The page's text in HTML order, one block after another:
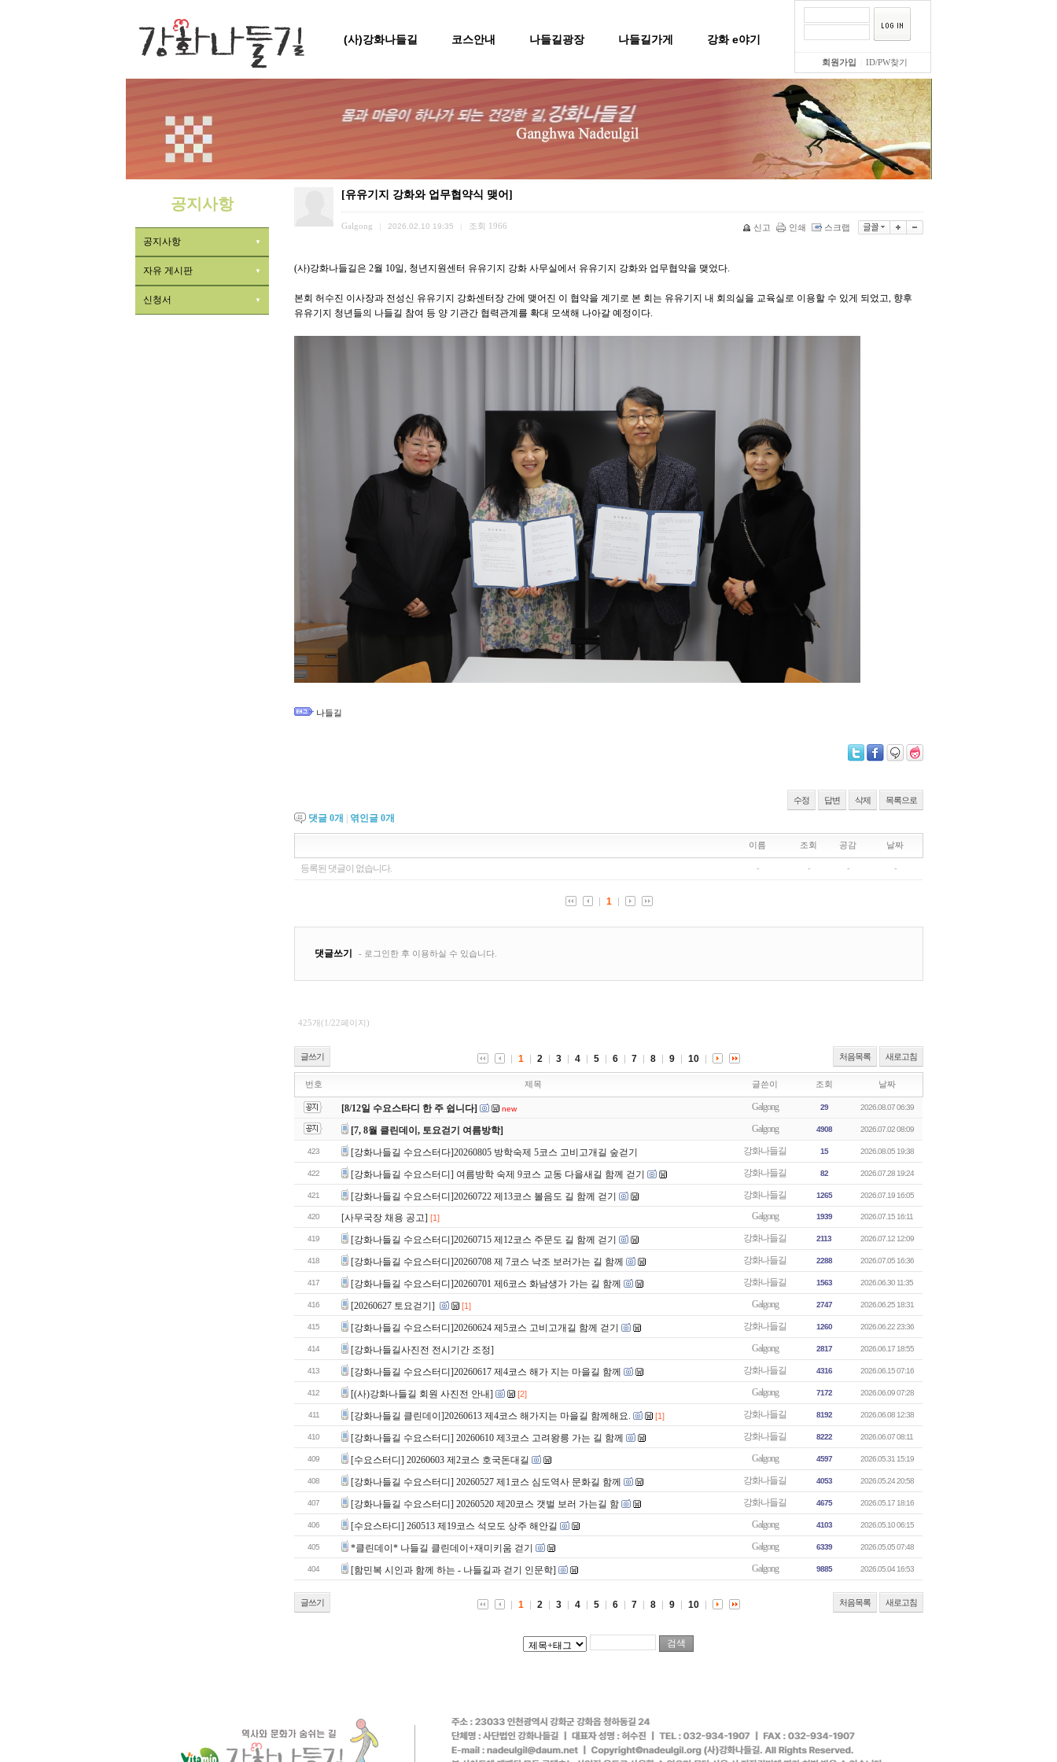
(사)강화나들길 코스안내 나들길광장 나들길가게 강화 e야기
회원가입 ID/PW찾기
공지사항
공지사항
자유 게시판
신청서
[유유기지 강화와 업무협약식 맺어]
Galgong 2026.02.10 19:35 조회 1966 신고 인쇄 스크랩
(사)강화나들길은 2월 10일, 청년지원센터 유유기지 강화 사무실에서 유유기지 강화와 업무협약을 맺었다.
본회 허수진 이사장과 전성신 유유기지 강화센터장 간에 맺어진 이 협약을 계기로 본 회는 유유기지 내 회의실을 교육실로 이용할 수 있게 되었고, 향후
유유기지 청년들의 나들길 참여 등 양 기관간 협력관계를 확대 모색해 나아갈 예정이다.
나들길
수정 답변 삭제 목록으로
댓글 0개 엮인글 0개
425개(1/22페이지)
글쓰기 처음목록 새로고침
1 2 3 4 5 6 7 8 9 10
번호 제목 글쓴이 조회 날짜
[8/12일 수요스타디 한 주 쉽니다] new Galgong 29 2026.08.07 06:39
[7, 8월 클린데이, 토요걷기 여름방학] Galgong 4908 2026.07.02 08:09
423 [강화나들길 수요스터다]20260805 방학숙제 5코스 고비고개길 숲걷기 강화나들길 15 2026.08.05 19:38
422 [강화나들길 수요스터디] 여름방학 숙제 9코스 교동 다을새길 함께 걷기 강화나들길 82 2026.07.28 19:24
421 [강화나들길 수요스터디]20260722 제13코스 볼음도 길 함께 걷기 강화나들길 1265 2026.07.19 16:05
420 [사무국장 채용 공고] [1] Galgong 1939 2026.07.15 16:11
419 [강화나들길 수요스터디]20260715 제12코스 주문도 길 함께 걷기 강화나들길 2113 2026.07.12 12:09
418 [강화나들길 수요스터디]20260708 제 7코스 낙조 보러가는 길 함께 강화나들길 2288 2026.07.05 16:36
417 [강화나들길 수요스터디]20260701 제6코스 화남생가 가는 길 함께 강화나들길 1563 2026.06.30 11:35
416 [20260627 토요걷기] [1] Galgong 2747 2026.06.25 18:31
415 [강화나들길 수요스터디]20260624 제5코스 고비고개길 함께 걷기 강화나들길 1260 2026.06.22 23:36
414 [강화나들길사진전 전시기간 조정] Galgong 2817 2026.06.17 18:55
413 [강화나들길 수요스터디]20260617 제4코스 해가 지는 마을길 함께 강화나들길 4316 2026.06.15 07:16
412 [(사)강화나들길 회원 사진전 안내] [2] Galgong 7172 2026.06.09 07:28
411 [강화나들길 클린데이]20260613 제4코스 해가지는 마을길 함께해요. [1] 강화나들길 8192 2026.06.08 12:38
410 [강화나들길 수요스터디] 20260610 제3코스 고려왕릉 가는 길 함께 강화나들길 8222 2026.06.07 08:11
409 [수요스터디] 20260603 제2코스 호국돈대길 Galgong 4597 2026.05.31 15:19
408 [강화나들길 수요스터디] 20260527 제1코스 심도역사 문화길 함께 강화나들길 4053 2026.05.24 20:58
407 [강화나들길 수요스터디] 20260520 제20코스 갯벌 보러 가는길 함 강화나들길 4675 2026.05.17 18:16
406 [수요스타디] 260513 제19코스 석모도 상주 해안길 Galgong 4103 2026.05.10 06:15
405 *클린데이* 나들길 클린데이+재미키움 걷기 Galgong 6339 2026.05.05 07:48
404 [함민복 시인과 함께 하는 - 나들길과 걷기 인문학] Galgong 9885 2026.05.04 16:53
글쓰기 처음목록 새로고침
1 2 3 4 5 6 7 8 9 10